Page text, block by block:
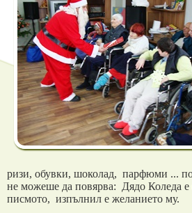
ризи, обувки, шоколад, парфюми ...
не можеше да повярва: Дядо Коледа е
писмото, изпълнил е желанието му.